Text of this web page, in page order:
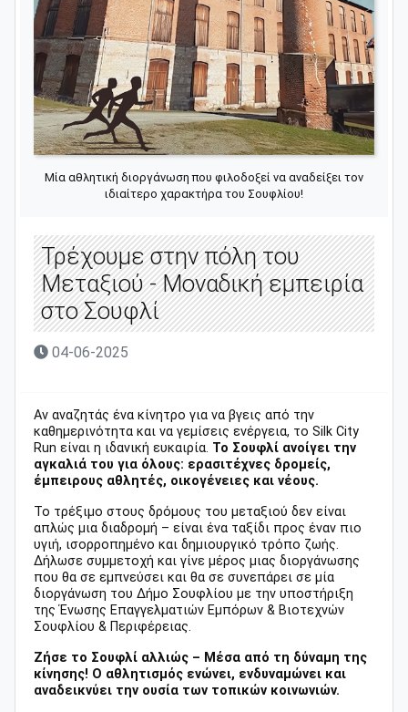
Μία αθλητική διοργάνωση που φιλοδοξεί να αναδείξει τον
ιδιαίτερο χαρακτήρα του Σουφλίου!
Τρέχουμε στην πόλη του
Μεταξιού - Μοναδική εμπειρία
στο Σουφλί
04-06-2025
Αν αναζητάς ένα κίνητρο για να βγεις από την
καθημερινότητα και να γεμίσεις ενέργεια, το Silk City
Run είναι η ιδανική ευκαιρία. Το Σουφλί ανοίγει την
αγκαλιά του για όλους: ερασιτέχνες δρομείς,
έμπειρους αθλητές, οικογένειες και νέους.
Το τρέξιμο στους δρόμους του μεταξιού δεν είναι
απλώς μια διαδρομή – είναι ένα ταξίδι προς έναν πιο
υγιή, ισορροπημένο και δημιουργικό τρόπο ζωής.
Δήλωσε συμμετοχή και γίνε μέρος μιας διοργάνωσης
που θα σε εμπνεύσει και θα σε συνεπάρει σε μία
διοργάνωση του Δήμο Σουφλίου με την υποστήριξη
της Ένωσης Επαγγελματιών Εμπόρων & Βιοτεχνών
Σουφλίου & Περιφέρειας.
Ζήσε το Σουφλί αλλιώς – Μέσα από τη δύναμη της
κίνησης! Ο αθλητισμός ενώνει, ενδυναμώνει και
αναδεικνύει την ουσία των τοπικών κοινωνιών.